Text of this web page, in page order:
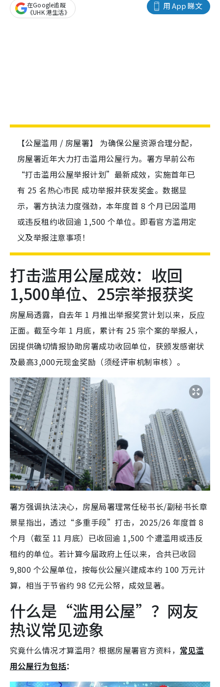
用 App 睇文
在Google追蹤
《UHK 港生活》
【公屋滥用 / 房屋署】 为确保公屋资源合理分配，
房屋署近年大力打击滥用公屋行为。署方早前公布
“打击滥用公屋举报计划”最新成效，实施首年已
有 25 名热心市民 成功举报并获发奖金。数据显
示，署方执法力度强劲，本年度首 8 个月已因滥用
或违反租约收回逾 1,500 个单位。即看官方滥用定
义及举报注意事项！
打击滥用公屋成效：收回
1,500单位、25宗举报获奖
房屋局透露，自去年 1 月推出举报奖赏计划以来，反应
正面。截至今年 1 月底，累计有 25 宗个案的举报人，
因提供确切情报协助房署成功收回单位，获颁发感谢状
及最高3,000元现金奖励（须经评审机制审核）。
署方强调执法决心，房屋局署理常任秘书长/副秘书长章
景星指出，透过“多重手段”打击，2025/26 年度首 8
个月（截至 11 月底）已收回逾 1,500 个遭滥用或违反
租约的单位。若计算今届政府上任以来，合共已收回
9,800 个公屋单位，按每伙公屋兴建成本约 100 万元计
算，相当于节省约 98 亿元公帑，成效显著。
什么是“滥用公屋”？网友
热议常见迹象
究竟什么情况才算滥用？根据房屋署官方资料， 常见滥
用公屋行为包括：